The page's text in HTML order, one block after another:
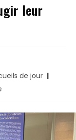
leur
de jour